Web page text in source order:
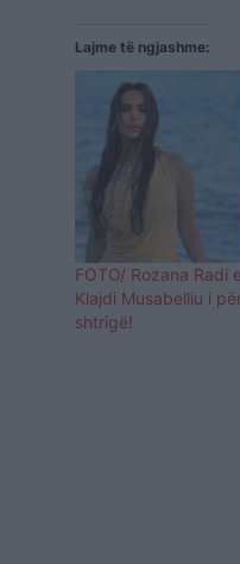
Lajme të ngjashme:
FOTO/ Rozana Radi
Klajdi Musabelliu i
shtrigë!